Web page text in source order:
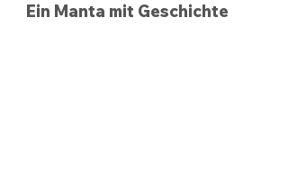
Ein Manta mit Geschichte